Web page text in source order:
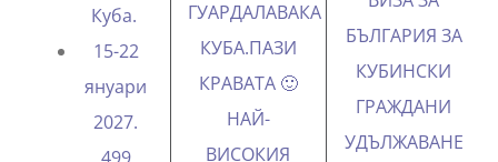
Куба.
15-22
януари
2027.
ГУАРДАЛАВАКА
КУБА.ПАЗИ
КРАВАТА 🙂
НАЙ-
ВИСОКИЯ
БЪЛГАРИЯ ЗА
КУБИНСКИ
ГРАЖДАНИ
УДЪЛЖАВАНЕ